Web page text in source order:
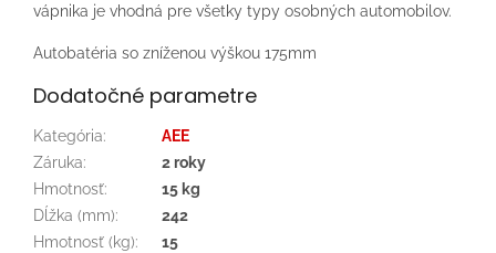
vápnika je vhodná pre všetky typy osobných automobilov.
Autobatéria so zníženou výškou 175mm
Dodatočné parametre
Kategória:
AEE
Záruka:
2 roky
Hmotnosť:
15 kg
Dĺžka (mm):
242
Hmotnosť (kg):
15